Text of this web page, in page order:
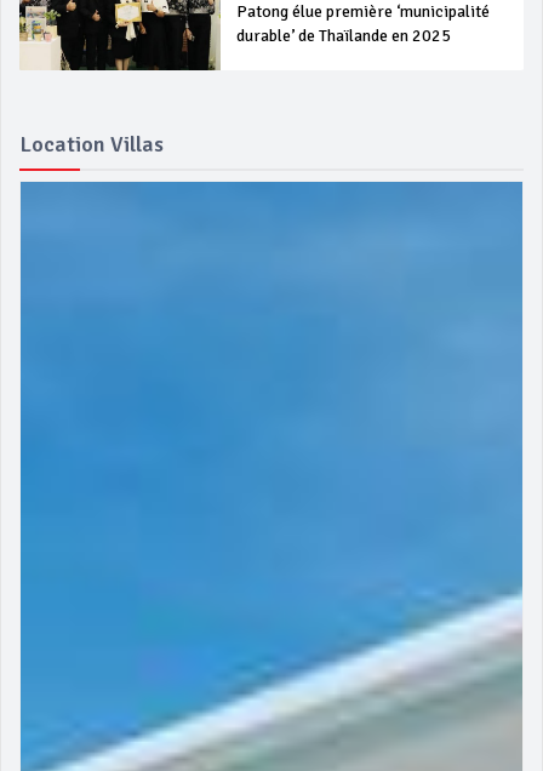
Patong élue première ‘municipalité
durable’ de Thaïlande en 2025
Location Villas